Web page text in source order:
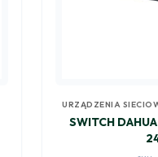
URZĄDZENIA
SWITCH